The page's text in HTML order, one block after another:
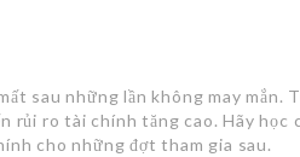
sau những lần không may mắn.
ro tài chính tăng cao. Hãy học
cho những đợt tham gia sau.